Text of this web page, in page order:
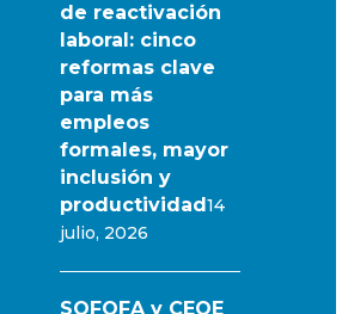
de reactivación
laboral: cinco
reformas clave
para más
empleos
formales, mayor
inclusión y
productividad14
julio, 2026
SOFOFA y CEOE